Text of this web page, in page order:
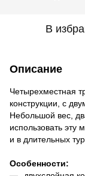
В
Описание
Четырехместная
конструкции, с
Небольшой вес,
использовать эту
и в длительных
Особенности: